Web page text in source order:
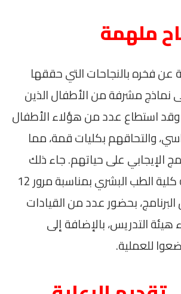
ملهمة
عن فخره بالنجاحات التي حققها
نماذج مشرفة من الأطفال الذين
استطاع عدد من هؤلاء الأطفال
والتحاقهم بكليات قمة، مما
الإيجابي على حياتهم. جاء ذلك
خلال لقاء نظمته كلية الطب البشري بمناسبة مرور 12
بحضور عدد من القيادات
التدريس، بالإضافة إلى
للعملية.